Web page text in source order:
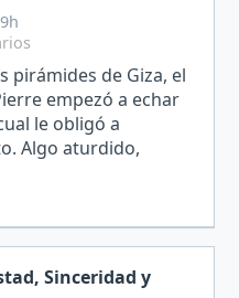
pirámides de Giza, el
empezó a echar
le obligó a
Algo aturdido,
con la ayuda de
Sinceridad y